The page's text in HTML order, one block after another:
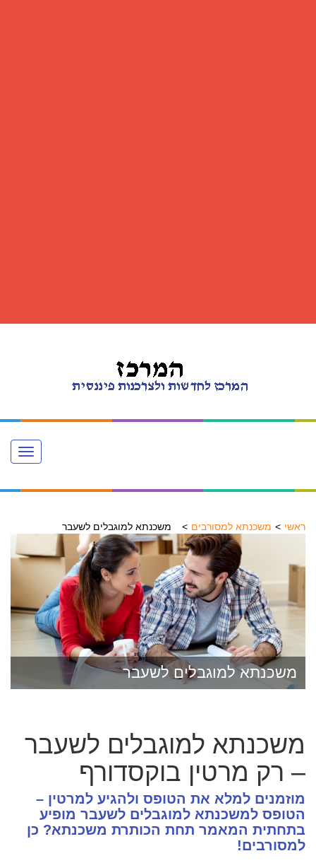
Toggle
navigation
ראשי משכנתא למסורבים משכנתא למוגבלים לשעבר
משכנתא למוגבלים לשעבר
משכנתא למוגבלים לשעבר
– רק מרטין בוקסדורף
מוזמנים למלא את הטופס ולהגיע למרטין –
הטופס למשכנתא למוגבלים לשעבר מופיע
בתחתית המאמר תחת הכותרת משכנתא? כן
למסורבים!